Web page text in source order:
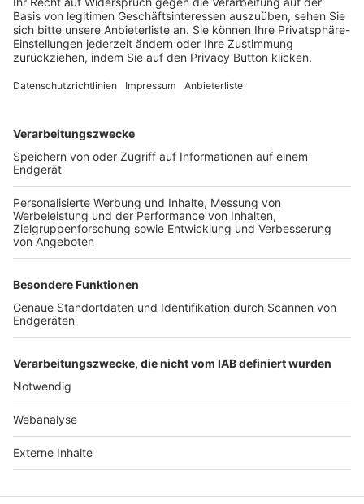
BFV-Geschäftsstellen
Trainerbörse
Login SpielPlus
TOP-VEREINE
TOP-PARTNER
Nutzungsbedingungen Datenschutz Impressum